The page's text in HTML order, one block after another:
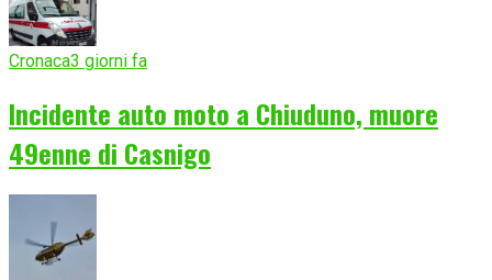
Cronaca3 giorni fa
Incidente auto moto a Chiuduno, muore
49enne di Casnigo